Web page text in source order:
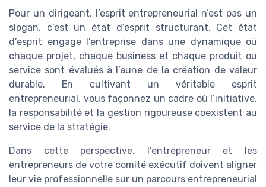
Pour un dirigeant, l’esprit entrepreneurial n’est pas un
slogan, c’est un état d’esprit structurant. Cet état
d’esprit engage l’entreprise dans une dynamique où
chaque projet, chaque business et chaque produit ou
service sont évalués à l’aune de la création de valeur
durable. En cultivant un véritable esprit
entrepreneurial, vous façonnez un cadre où l’initiative,
la responsabilité et la gestion rigoureuse coexistent au
service de la stratégie.
Dans cette perspective, l’entrepreneur et les
entrepreneurs de votre comité exécutif doivent aligner
leur vie professionnelle sur un parcours entrepreneurial